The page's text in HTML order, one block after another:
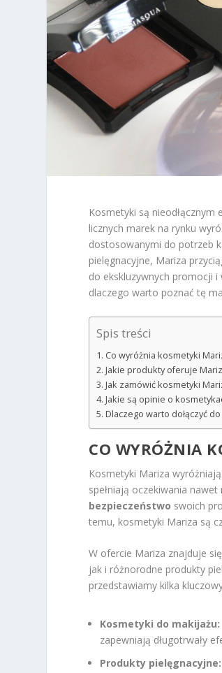
Kosmetyki są
licznych marek na rynku
dostosowanymi do potrzeb
pielęgnacyjne, Mariza
do ekskluzywnych promocji
dlaczego warto poznać tę
Spis treści
Co wyróżnia kosmetyki
Jakie produkty oferuje
Jak zamówić kosmetyki
Jakie są opinie o
Dlaczego warto dołączyć
CO WYRÓŻNIA
Kosmetyki Mariza
spełniają oczekiwania
bezpieczeństwo swoich
temu, kosmetyki Mariza są
W ofercie Mariza znajduje
jak i różnorodne produkty
przedstawiamy kilka
Kosmetyki do makijażu:
zapewniają długotrwały
Produkty pielęgnacyjne: